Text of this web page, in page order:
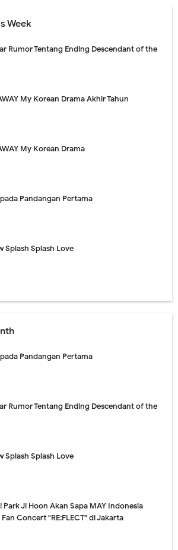
Week
Rumor Tentang Ending Descendant of the
My Korean Drama Akhir Tahun
My Korean Drama
Pandangan Pertama
Splash Splash Love
Pandangan Pertama
Rumor Tentang Ending Descendant of the
Splash Splash Love
Park Ji Hoon Akan Sapa MAY Indonesia
Concert "RE:FLECT" di Jakarta